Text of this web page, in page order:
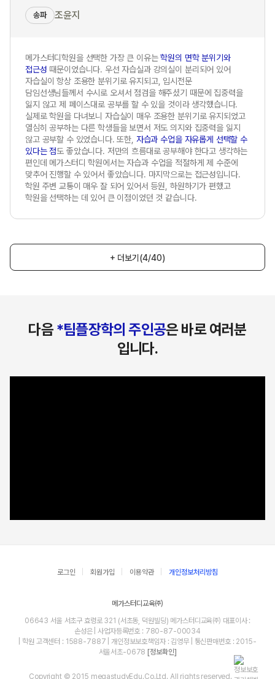
송파 조윤지
메가스터디학원을 선택한 가장 큰 이유는학원의 면학 분위기와
접근성 때문이었습니다. 우선 자습실과 강의실이 분리되어 있어
자습실이 항상 조용한 분위기로 유지되고, 입시전문
담임선생님들께서 수시로 오셔서 점검을 해주셨기 때문에 집중력을
잃지 않고 제 페이스대로 공부를 할 수 있을 것이라 생각했습니다.
실제로 학원을 다녀보니 자습실이 매우 조용한 분위기로 유지되었고
열심히 공부하는 다른 학생들을 보면서 저도 의지와 집중력을 잃지
않고 공부할 수 있었습니다. 또한, 자습과 수업을 자유롭게 선택할 수
있다는 점도 좋았습니다. 저만의 흐름대로 공부해야 한다고 생각하는
편인데 메가스터디 학원에서는 자습과 수업을 적절하게 제 수준에
맞추어 진행할 수 있어서 좋았습니다. 마지막으로는 접근성입니다.
학원 주변 교통이 매우 잘 되어 있어서 등원, 하원하기가 편했고
학원을 선택하는 데 있어 큰 이점이었던 것 같습니다.
+ 더보기 (4/40)
다음 *팀플장학의 주인공은 바로 여러분
입니다.
로그인 회원가입 이용약관 개인정보처리방침
메가스터디교육㈜
06643 서울 서초구 효령로 321 (서초동, 덕원빌딩) 메가스터디교육㈜ 대표이사 :
손성은 | 사업자등록번호 : 780-87-00034
| 학원 고객센터 : 1588-7887 | 개인정보보호책임자 : 김영무 | 통신판매번호 : 2015-
서울서초-0678 [정보확인]
Copyright © 2015 megastudyEdu.Co.Ltd. All rights reserved.